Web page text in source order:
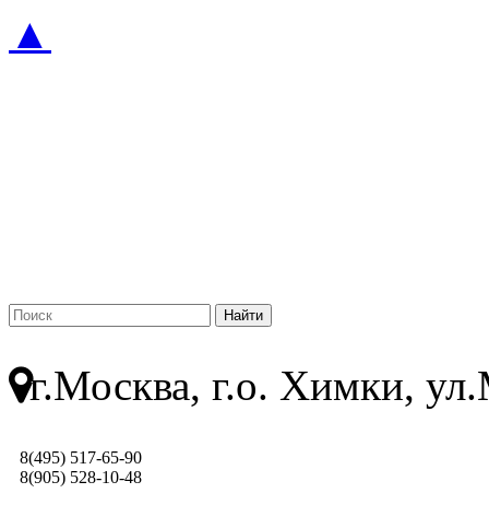
▲
г.Москва, г.о. Химки,
8(495) 517-65-90
8(905) 528-10-48